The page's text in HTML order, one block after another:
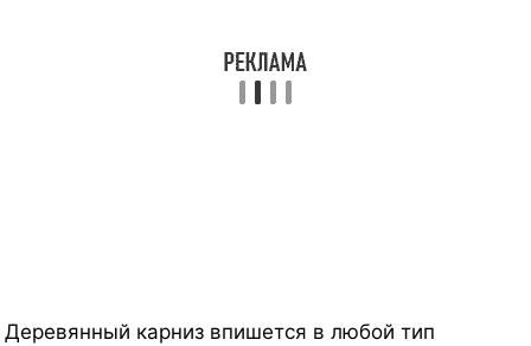
Деревянный карниз впишется в любой тип